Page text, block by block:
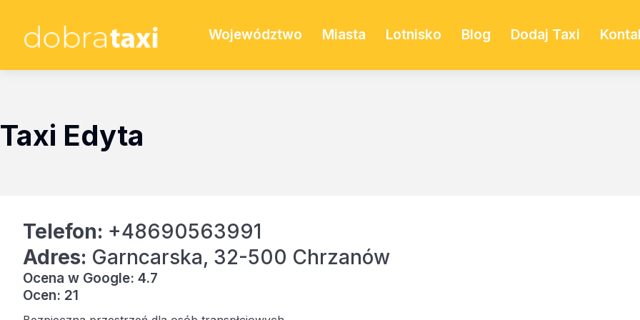
Województwo Miasta Lotnisko Blog Dodaj Taxi
Taxi Edyta
Telefon: +48690563991
Adres: Garncarska, 32-500 Chrzanów
Ocena w Google: 4.7
Ocen: 21